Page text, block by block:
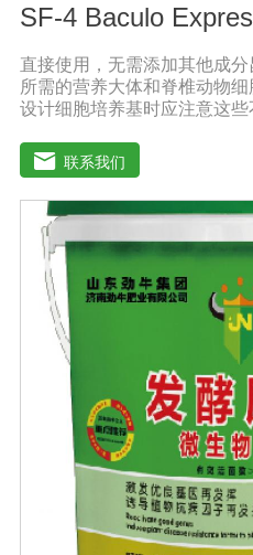
SF-4 Baculo
直接使用，无需添加其他成
所需的营养大体和脊椎动物
设计细胞培养基时应注意这
前体。氨基酸昆虫血液中氨
酸含量也应较高。有机酸昆虫
常较高，例如：柠檬酸、琥
昆虫体内游离有机酸含量为
和酸碱指示剂昆虫组织液偏
虫细胞培养基的pH值应在
细胞培养基的pH值在7.1-7.6
够在不同的培养环境中保持
在密闭容器中。昆虫细胞培
需要二氧化碳来保持pH值。
指示剂。因此添加了蛋白质
黄色。渗透压昆虫细胞的渗
甚大，几乎为脊椎动物的两
透压为340-390mOsmol/kg，
330 mOsmol/kg。谷氨酰胺
程中过量代谢谷氨酰胺和葡
乳酸盐，这些代谢产物的积
联系我们